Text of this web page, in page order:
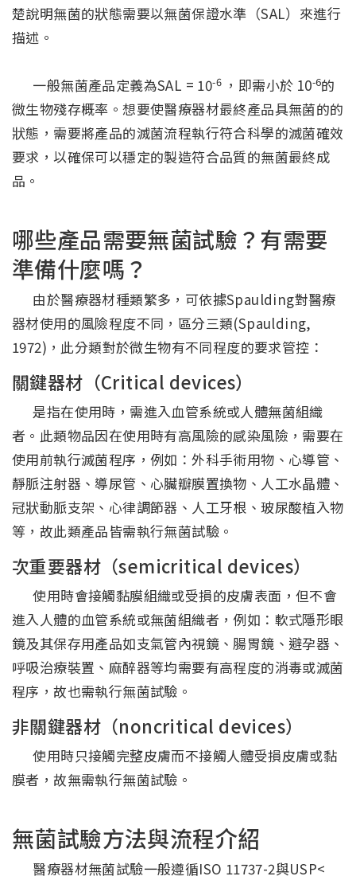
楚說明無菌的狀態需要以無菌保證水準（SAL）來進行
描述。
一般無菌產品定義為SAL = 10-6 ，即需小於 10-6的
微生物殘存概率。想要使醫療器材最終產品具無菌的的
狀態，需要將產品的滅菌流程執行符合科學的滅菌確效
要求，以確保可以穩定的製造符合品質的無菌最終成
品。
哪些產品需要無菌試驗？有需要
準備什麼嗎？
由於醫療器材種類繁多，可依據Spaulding對醫療
器材使用的風險程度不同，區分三類(Spaulding,
1972)，此分類對於微生物有不同程度的要求管控：
關鍵器材（Critical devices）
是指在使用時，需進入血管系統或人體無菌組織
者。此類物品因在使用時有高風險的感染風險，需要在
使用前執行滅菌程序，例如：外科手術用物、心導管、
靜脈注射器、導尿管、心臟瓣膜置換物、人工水晶體、
冠狀動脈支架、心律調節器、人工牙根、玻尿酸植入物
等，故此類產品皆需執行無菌試驗。
次重要器材（semicritical devices）
使用時會接觸黏膜組織或受損的皮膚表面，但不會
進入人體的血管系統或無菌組織者，例如：軟式隱形眼
鏡及其保存用產品如支氣管內視鏡、腸胃鏡、避孕器、
呼吸治療裝置、麻醉器等均需要有高程度的消毒或滅菌
程序，故也需執行無菌試驗。
非關鍵器材（noncritical devices）
使用時只接觸完整皮膚而不接觸人體受損皮膚或黏
膜者，故無需執行無菌試驗。
無菌試驗方法與流程介紹
醫療器材無菌試驗一般遵循ISO 11737-2與USP<